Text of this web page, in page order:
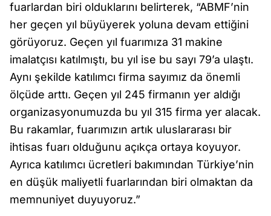
fuarlardan biri olduklarını belirterek, “ABMF’nin
her geçen yıl büyüyerek yoluna devam ettiğini
görüyoruz. Geçen yıl fuarımıza 31 makine
imalatçısı katılmıştı, bu yıl ise bu sayı 79’a ulaştı.
Aynı şekilde katılımcı firma sayımız da önemli
ölçüde arttı. Geçen yıl 245 firmanın yer aldığı
organizasyonumuzda bu yıl 315 firma yer alacak.
Bu rakamlar, fuarımızın artık uluslararası bir
ihtisas fuarı olduğunu açıkça ortaya koyuyor.
Ayrıca katılımcı ücretleri bakımından Türkiye’nin
en düşük maliyetli fuarlarından biri olmaktan da
memnuniyet duyuyoruz.”